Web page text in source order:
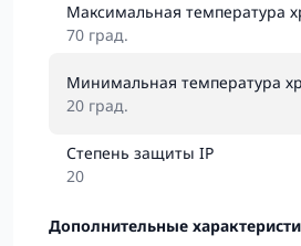
Максимальная температура
70 град.
Минимальная температура
20 град.
Степень защиты IP
20
Дополнительные